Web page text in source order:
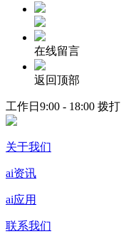
在线留言
返回顶部
工作日9:00 - 18:00 拨打
关于我们
ai资讯
ai应用
联系我们